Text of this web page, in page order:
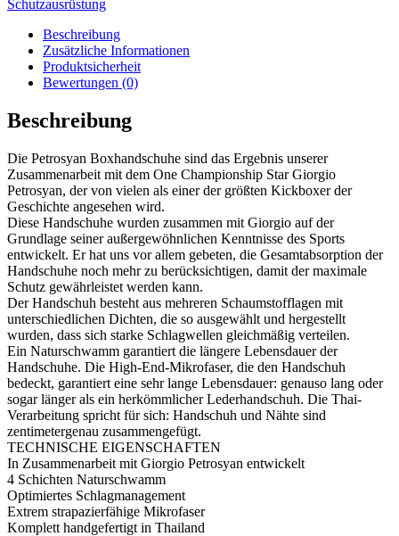
Menge
Schutzausrüstung
Beschreibung
Zusätzliche Informationen
Produktsicherheit
Bewertungen (0)
Beschreibung
Die Petrosyan Boxhandschuhe sind das Ergebnis unserer
Zusammenarbeit mit dem One Championship Star Giorgio
Petrosyan, der von vielen als einer der größten Kickboxer der
Geschichte angesehen wird.
Diese Handschuhe wurden zusammen mit Giorgio auf der
Grundlage seiner außergewöhnlichen Kenntnisse des Sports
entwickelt. Er hat uns vor allem gebeten, die Gesamtabsorption der
Handschuhe noch mehr zu berücksichtigen, damit der maximale
Schutz gewährleistet werden kann.
Der Handschuh besteht aus mehreren Schaumstofflagen mit
unterschiedlichen Dichten, die so ausgewählt und hergestellt
wurden, dass sich starke Schlagwellen gleichmäßig verteilen.
Ein Naturschwamm garantiert die längere Lebensdauer der
Handschuhe. Die High-End-Mikrofaser, die den Handschuh
bedeckt, garantiert eine sehr lange Lebensdauer: genauso lang oder
sogar länger als ein herkömmlicher Lederhandschuh. Die Thai-
Verarbeitung spricht für sich: Handschuh und Nähte sind
zentimetergenau zusammengefügt.
TECHNISCHE EIGENSCHAFTEN
In Zusammenarbeit mit Giorgio Petrosyan entwickelt
4 Schichten Naturschwamm
Optimiertes Schlagmanagement
Extrem strapazierfähige Mikrofaser
Komplett handgefertigt in Thailand